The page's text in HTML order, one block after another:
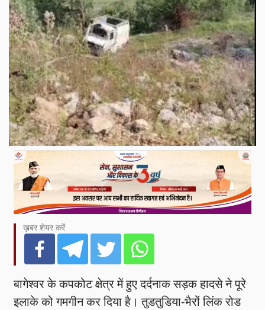
ख़बर शेयर करें
बागेश्वर के कपकोट क्षेत्र में हुए दर्दनाक सड़क हादसे ने पूरे
इलाके को गमगीन कर दिया है। तुडतुडिया-भैरों लिंक रोड